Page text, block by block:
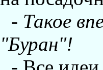
- Такое
"Буран"!